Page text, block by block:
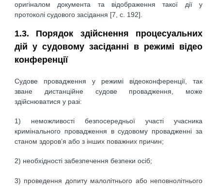
оригіналом документа та відображення такої дії у
протоколі судового засідання [7, c. 192].
1.3. Порядок здійснення процесуальних
дій у судовому засіданні в режимі відео
конференції
Cудове провадження у режимі відеоконференції, так
зване дистанційне судове провадження, може
здійснюватися у разі:
1) неможливості безпосередньої участі учасника
кримінального провадження в судовому провадженні за
станом здоров’я або з інших поважних причин;
2) необхідності забезпечення безпеки осіб;
3) проведення допиту малолітнього або неповнолітнього